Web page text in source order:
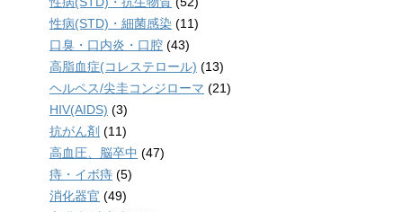
性病(STD)・細菌感染 (11)
口臭・口内炎・口腔 (43)
高脂血症(コレステロール) (13)
ヘルペス/尖圭コンジローマ (21)
HIV(AIDS) (3)
抗がん剤 (11)
高血圧、脳卒中 (47)
痔・イボ痔 (5)
消化器官 (49)